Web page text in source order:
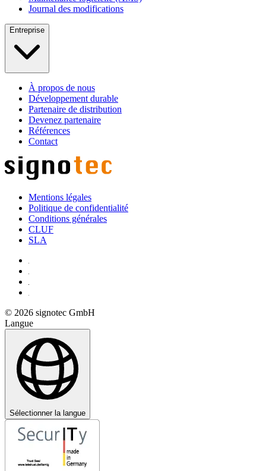
Journal des modifications
Entreprise
À propos de nous
Développement durable
Partenaire de distribution
Devenez partenaire
Références
Contact
Mentions légales
Politique de confidentialité
Conditions générales
CLUF
SLA
© 2026 signotec GmbH
Langue
Sélectionner la langue